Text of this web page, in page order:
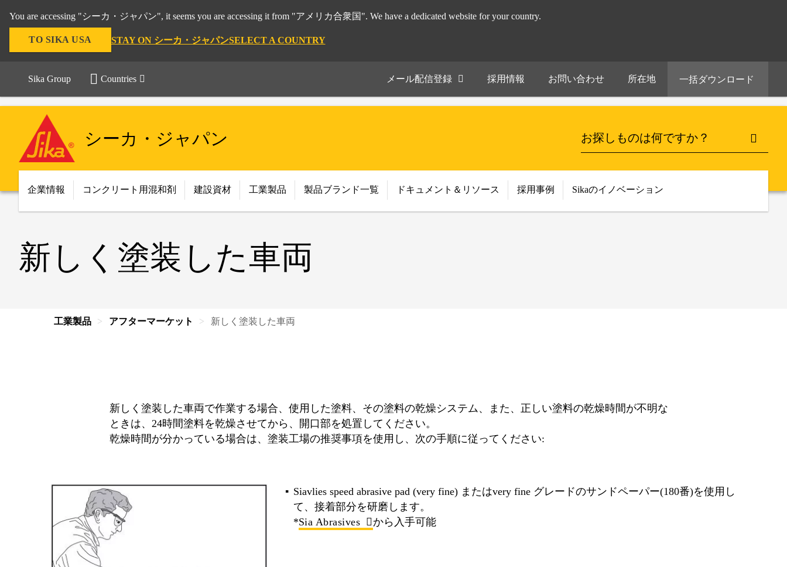
You are accessing "シーカ・ジャパン", it seems you are accessing it from "アメリカ合衆国". We have a dedicated website for your country.
TO SIKA USA STAY ON シーカ・ジャパンSELECT A COUNTRY
Sika Group Countries メール配信登録 採用情報 お問い合わせ 所在地 一括ダウンロード
シーカ・ジャパン
企業情報 コンクリート用混和剤 建設資材 工業製品 製品ブランド一覧 ドキュメント＆リソース 採用事例 Sikaのイノベーション
新しく塗装した車両
工業製品 アフターマーケット 新しく塗装した車両
新しく塗装した車両で作業する場合、使用した塗料、その塗料の乾燥システム、また、正しい塗料の乾燥時間が不明な
ときは、24時間塗料を乾燥させてから、開口部を処置してください。
乾燥時間が分かっている場合は、塗装工場の推奨事項を使用し、次の手順に従ってください:
Siavlies speed abrasive pad (very fine) またはvery fine グレードのサンドペーパー(180番)を使用し
て、接着部分を研磨します。
*Sia Abrasives から入手可能